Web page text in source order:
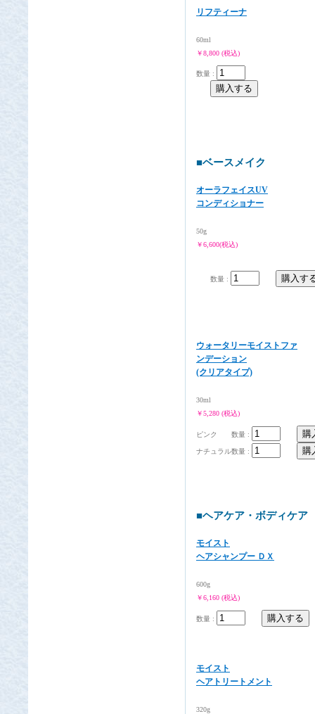
リフティーナ
60ml
￥8,800 (税込)
数量 :
■ベースメイク
オーラフェイスUV
コンディショナー
50g
￥6,600(税込)
数量 :
ウォータリーモイストファ
ンデーション
(クリアタイプ)
30ml
￥5,280 (税込)
ピンク 数量 :
ナチュラル数量 :
■ヘアケア・ボディケア
モイスト
ヘアシャンプー ＤＸ
600g
￥6,160 (税込)
数量 :
モイスト
ヘアトリートメント
320g